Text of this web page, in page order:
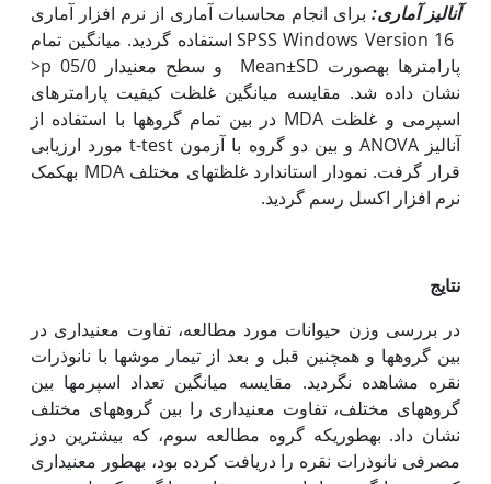
آنالیز آماری: برای انجام محاسبات آماری از نرم افزار آماری
SPSS Windows Version 16 استفاده گردید. میانگین تمام
پارامترها به‏صورت Mean±SD و سطح معنی‏دار 05/0 p<
نشان داده شد. مقایسه میانگین غلظت کیفیت پارامترهای
اسپرمی و غلظت MDA در بین تمام گروه‏ها با استفاده از
آنالیز ANOVA و بین دو گروه با آزمون t-test مورد ارزیابی
قرار گرفت. نمودار استاندارد غلظت‏های مختلف MDA به‏کمک
نرم افزار اکسل رسم گردید.
نتایج
در بررسی وزن حیوانات مورد مطالعه، تفاوت معنی‏داری در
بین گروه‏ها و همچنین قبل و بعد از تیمار موش‏ها با نانوذرات
نقره مشاهده نگردید. مقایسه میانگین تعداد اسپرم‏ها بین
گروه‏های مختلف، تفاوت معنی‏داری را بین گروه‏های مختلف
نشان داد. به‏طوری‏که گروه مطالعه سوم، که بیشترین دوز
مصرفی نانوذرات نقره را دریافت کرده بود، به‏طور معنی‏داری